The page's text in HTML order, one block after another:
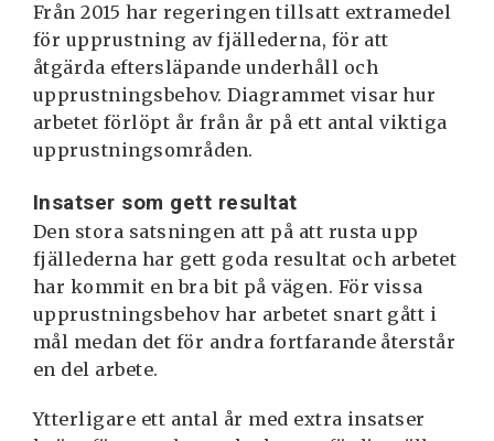
Från 2015 har regeringen tillsatt extramedel
för upprustning av fjällederna, för att
åtgärda eftersläpande underhåll och
upprustningsbehov. Diagrammet visar hur
arbetet förlöpt år från år på ett antal viktiga
upprustningsområden.
Insatser som gett resultat
Den stora satsningen att på att rusta upp
fjällederna har gett goda resultat och arbetet
har kommit en bra bit på vägen. För vissa
upprustningsbehov har arbetet snart gått i
mål medan det för andra fortfarande återstår
en del arbete.
Ytterligare ett antal år med extra insatser